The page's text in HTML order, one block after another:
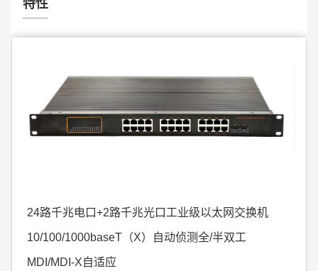
特性
24路千兆电口+2路千兆光口工业级以太网交换机
10/100/1000baseT（X）自动侦测全/半双工
MDI/MDI-X自适应